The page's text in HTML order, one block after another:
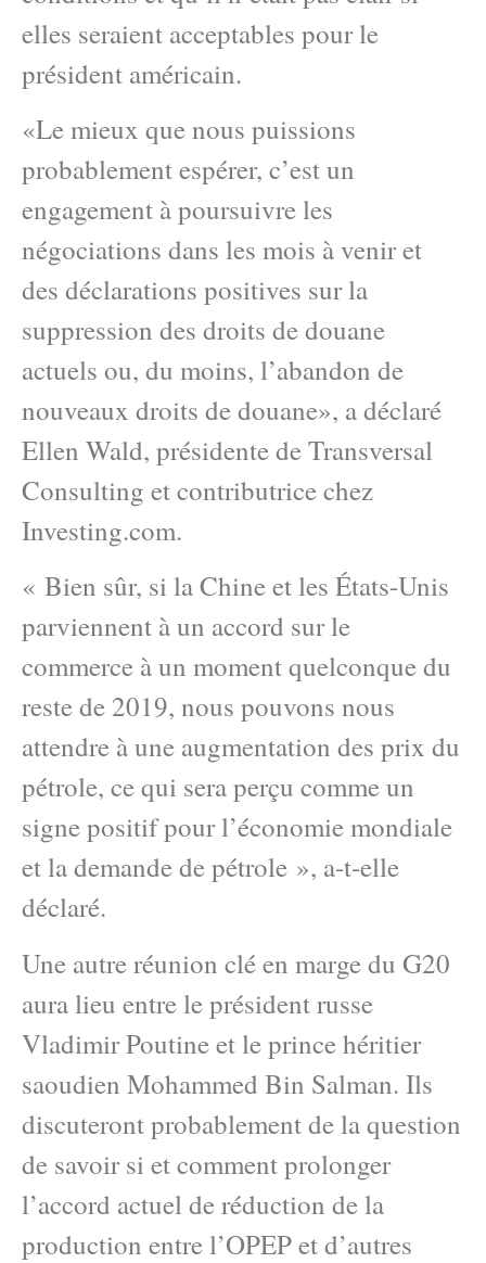
elles seraient acceptables pour le
président américain.
«Le mieux que nous puissions
probablement espérer, c’est un
engagement à poursuivre les
négociations dans les mois à venir et
des déclarations positives sur la
suppression des droits de douane
actuels ou, du moins, l’abandon de
nouveaux droits de douane», a déclaré
Ellen Wald, présidente de Transversal
Consulting et contributrice chez
Investing.com.
« Bien sûr, si la Chine et les États-Unis
parviennent à un accord sur le
commerce à un moment quelconque du
reste de 2019, nous pouvons nous
attendre à une augmentation des prix du
pétrole, ce qui sera perçu comme un
signe positif pour l’économie mondiale
et la demande de pétrole », a-t-elle
déclaré.
Une autre réunion clé en marge du G20
aura lieu entre le président russe
Vladimir Poutine et le prince héritier
saoudien Mohammed Bin Salman. Ils
discuteront probablement de la question
de savoir si et comment prolonger
l’accord actuel de réduction de la
production entre l’OPEP et d’autres